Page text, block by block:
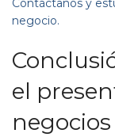
Contáctanos y
negocio.
el
negocios